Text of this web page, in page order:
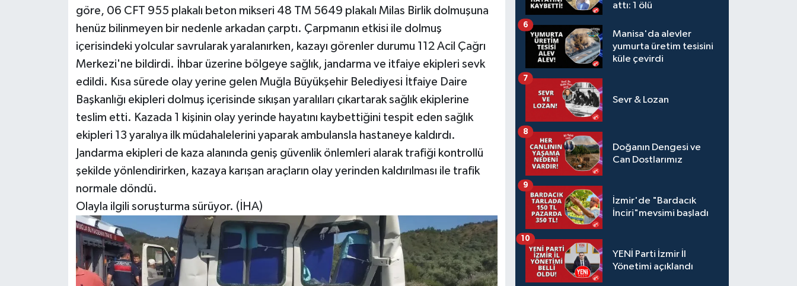
göre, 06 CFT 955 plakalı beton mikseri 48 TM 5649 plakalı Milas Birlik dolmuşuna
henüz bilinmeyen bir nedenle arkadan çarptı. Çarpmanın etkisi ile dolmuş
içerisindeki yolcular savrularak yaralanırken, kazayı görenler durumu 112 Acil Çağrı
Merkezi'ne bildirdi. İhbar üzerine bölgeye sağlık, jandarma ve itfaiye ekipleri sevk
edildi. Kısa sürede olay yerine gelen Muğla Büyükşehir Belediyesi İtfaiye Daire
Başkanlığı ekipleri dolmuş içerisinde sıkışan yaralıları çıkartarak sağlık ekiplerine
teslim etti. Kazada 1 kişinin olay yerinde hayatını kaybettiğini tespit eden sağlık
ekipleri 13 yaralıya ilk müdahalelerini yaparak ambulansla hastaneye kaldırdı.
Jandarma ekipleri de kaza alanında geniş güvenlik önlemleri alarak trafiği kontrollü
şekilde yönlendirirken, kazaya karışan araçların olay yerinden kaldırılması ile trafik
normale döndü.
Olayla ilgili soruşturma sürüyor. (İHA)
attı: 1 ölü
Manisa'da alevler
yumurta üretim tesisini
küle çevirdi
6
Sevr & Lozan
7
Doğanın Dengesi ve
Can Dostlarımız
8
İzmir'de "Bardacık
İnciri"mevsimi başladı
9
YENİ Parti İzmir İl
Yönetimi açıklandı
10